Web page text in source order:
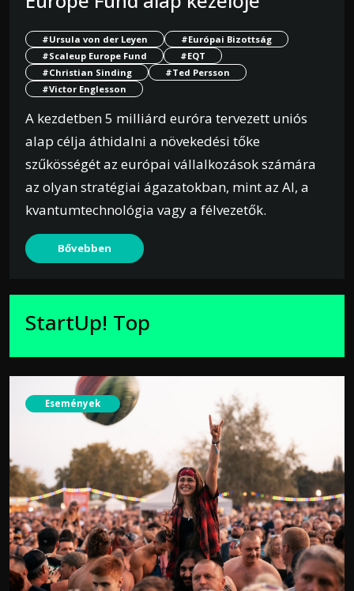
#Ursula von der Leyen
#Európai Bizottság
#Scaleup Europe Fund
#EQT
#Christian Sinding
#Ted Persson
#Victor Englesson
A kezdetben 5 milliárd euróra tervezett uniós
alap célja áthidalni a növekedési tőke
szűkösségét az európai vállalkozások számára
az olyan stratégiai ágazatokban, mint az AI, a
kvantumtechnológia vagy a félvezetők.
Bővebben
StartUp! Top
Események